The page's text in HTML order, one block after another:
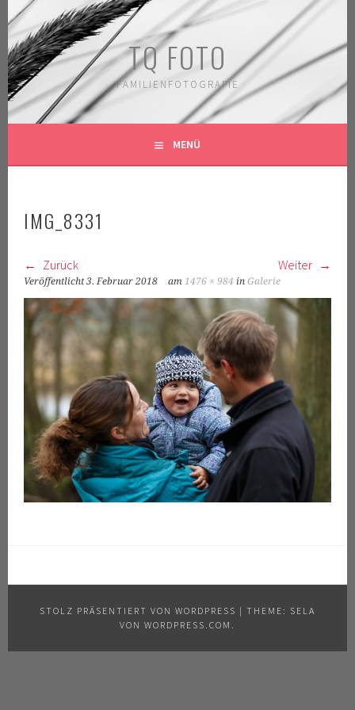
Springe
zum
Inhalt
TQ FOTO
FAMILIENFOTOGRAFIE
MENÜ
IMG_8331
Zurück Weiter
Veröffentlicht3. Februar 2018 am 1476 × 984 inGalerie
STOLZ PRÄSENTIERT VON WORDPRESS | THEME: SELA
VON WORDPRESS.COM .